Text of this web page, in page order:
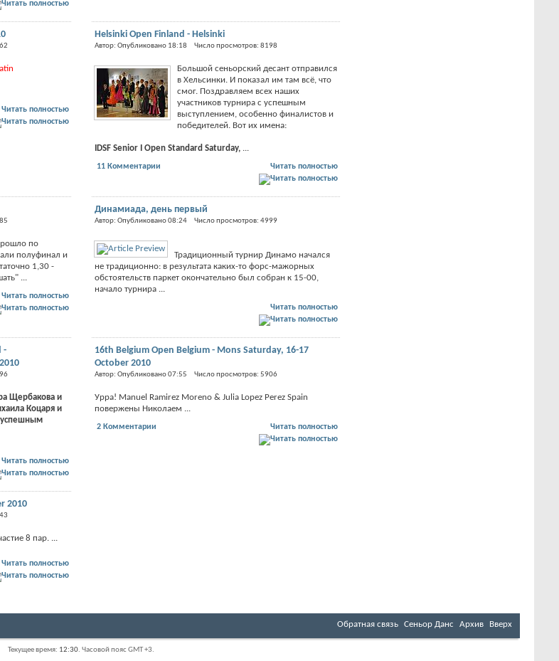
Читать полностью
Helsinki Open Finland - Helsinki
Автор: Опубликовано 18:18 Число просмотров: 8198
Большой сеньорский десант отправился
в Хельсинки. И показал им там всё, что
смог. Поздравляем всех наших
участников турнира с успешным
выступлением, особенно финалистов и
победителей. Вот их имена:
IDSF Senior I Open Standard Saturday,
Читать полностью
11 Комментарии
по
полуфинал и
1,30 -
...
Читать полностью
Динамиада, день первый
Автор: Опубликовано 08:24 Число просмотров: 4999
Традиционный турнир Динамо начался
не традиционно: в результата каких-то форс-мажорных
обстоятельств паркет окончательно был собран к 15-00,
начало турнира ...
Читать полностью
-
Щербакова и
Коцаря и
успешным
Читать полностью
16th Belgium Open Belgium - Mons Saturday, 16-17
October 2010
Автор: Опубликовано 07:55 Число просмотров: 5906
Урра! Manuel Ramirez Moreno & Julia Lopez Perez Spain
повержены Николаем ...
Читать полностью
2 Комментарии
2010
8 пар. ...
Читать полностью
Обратная связь Сеньор Данс Архив Вверх
Текущее время: 12:30. Часовой пояс GMT +3.